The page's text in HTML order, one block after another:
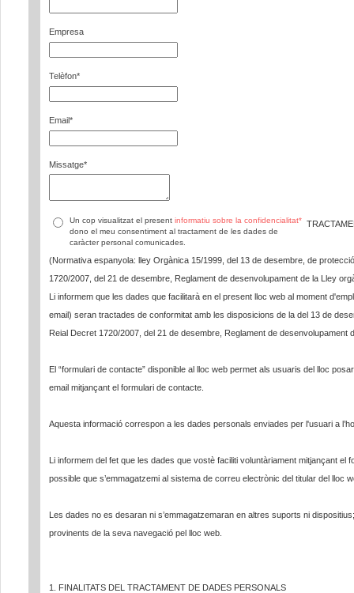
Empresa
Telèfon*
Email*
Missatge*
Un cop visualitzat el present informatiu sobre la confidencialitat*
dono el meu consentiment al tractament de les dades de
caràcter personal comunicades.
(Normativa espanyola: lley Orgànica 15/1999, del 13 de desembre, de
1720/2007, del 21 de desembre, Reglament de desenvolupament de la Lley
Li informem que les dades que facilitarà en el present lloc web al moment
email) seran tractades de conformitat amb les disposicions de la del 13 de
Reial Decret 1720/2007, del 21 de desembre, Reglament de desenvolupament
El “formulari de contacte” disponible al lloc web permet als usuaris del lloc
email mitjançant el formulari de contacte.
Aquesta informació correspon a les dades personals enviades per l'usuari a
Li informem del fet que les dades que vostè faciliti voluntàriament mitjançant el
possible que s’emmagatzemi al sistema de correu electrònic del titular del lloc
Les dades no es desaran ni s’emmagatzemaran en altres suports ni
provinents de la seva navegació pel lloc web.
1. FINALITATS DEL TRACTAMENT DE DADES PERSONALS